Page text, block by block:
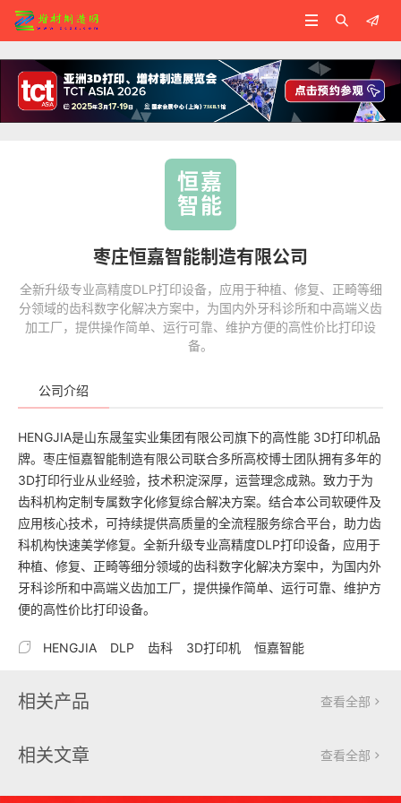



恒嘉
智能
枣庄恒嘉智能制造有限公司
全新升级专业高精度DLP打印设备，应用于种植、修复、正畸等细
分领域的齿科数字化解决方案中，为国内外牙科诊所和中高端义齿
加工厂，提供操作简单、运行可靠、维护方便的高性价比打印设
备。
公司介绍
HENGJIA是山东晟玺实业集团有限公司旗下的高性能 3D打印机品
牌。枣庄恒嘉智能制造有限公司联合多所高校博士团队拥有多年的
3D打印行业从业经验，技术积淀深厚，运营理念成熟。致力于为
齿科机构定制专属数字化修复综合解决方案。结合本公司软硬件及
应用核心技术，可持续提供高质量的全流程服务综合平台，助力齿
科机构快速美学修复。全新升级专业高精度DLP打印设备，应用于
种植、修复、正畸等细分领域的齿科数字化解决方案中，为国内外
牙科诊所和中高端义齿加工厂，提供操作简单、运行可靠、维护方
便的高性价比打印设备。
 HENGJIA DLP 齿科 3D打印机 恒嘉智能
相关产品 查看全部 
相关文章 查看全部 